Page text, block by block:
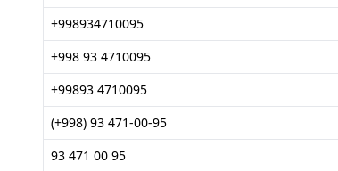
+998934710095
+998 93 4710095
+99893 4710095
(+998) 93 471-00-95
93 471 00 95